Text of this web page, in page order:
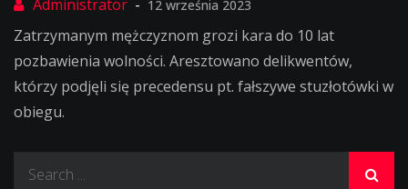
12 września 2023
Zatrzymanym mężczyznom grozi kara do 10 lat
pozbawienia wolności. Aresztowano delikwentów,
którzy podjęli się precedensu pt. fałszywe stuzłotówki w
obiegu.